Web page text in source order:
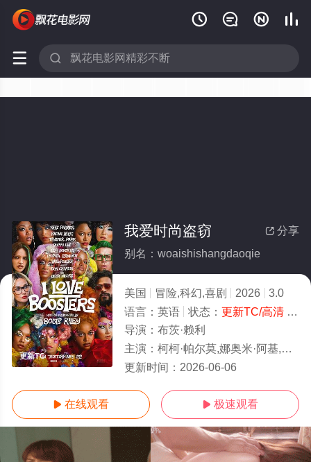
   
 
更新TC
 分享
我爱时尚盗窃
别名：woaishishangdaoqie
美国 冒险,科幻,喜剧 2026
3.0
语言： 英语 状态： 更新TC/高清- 免费在线观看
导演： 布茨·赖利
主演： 柯柯·帕尔莫,娜奥米·阿基,泰勒·佩奇,柳波,艾莎·冈萨雷斯,勒凯斯·斯坦菲尔德,威尔·保尔特,唐·钱德尔,黛米·摩
更新时间： 2026-06-06
 在线观看  极速观看